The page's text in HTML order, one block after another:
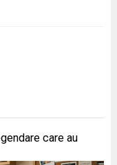
care au